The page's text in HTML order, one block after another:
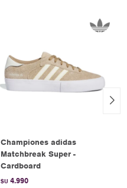
Championes adidas
Matchbreak Super -
Cardboard
$U 4.990